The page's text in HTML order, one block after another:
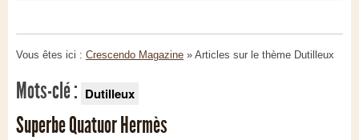
Vous êtes ici : Crescendo Magazine » Articles sur le thème Dutilleux
Mots-clé : Dutilleux
Superbe Quatuor Hermès